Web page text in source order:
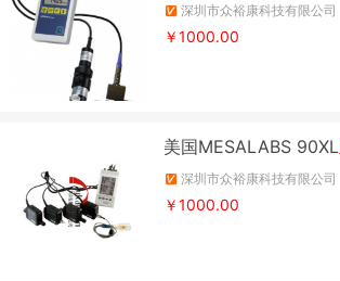
深圳市众裕康科技有限公司
￥1000.00
美国MESALABS 90XL
深圳市众裕康科技有限公司
￥1000.00